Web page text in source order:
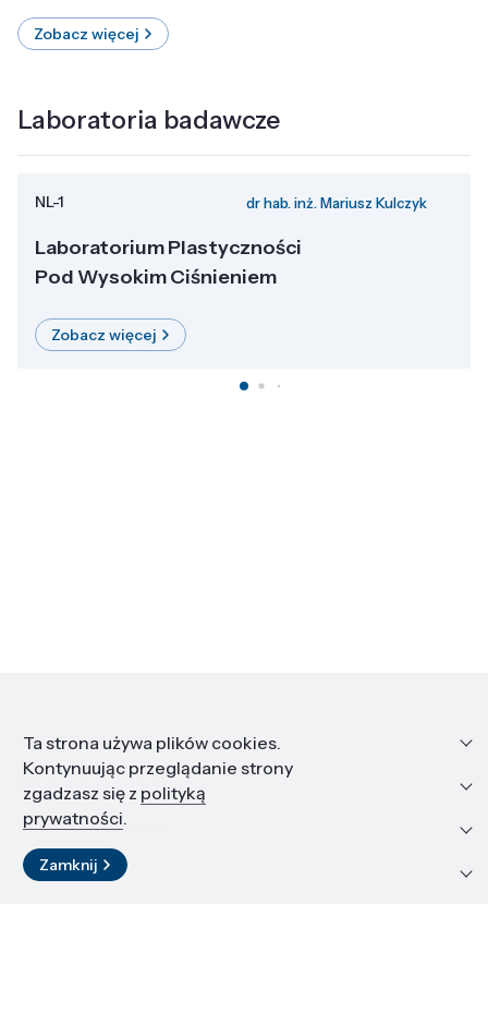
Zobacz więcej
Laboratoria badawcze
NL-1 dr hab. inż. Mariusz Kulczyk
Laboratorium Plastyczności
Pod Wysokim Ciśnieniem
Zobacz więcej
Informacje
Edukacja i kariera
Zasoby i materiały
Kontakt
Ta strona używa plików cookies.
Kontynuując przeglądanie strony
zgadzasz się z polityką
prywatności.
Zamknij